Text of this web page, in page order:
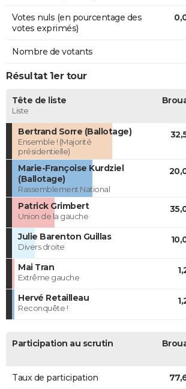
Votes nuls (en pourcentage des
votes exprimés)
Nombre de votants
Résultat 1er tour
Tête de liste
Liste
Bertrand Sorre (Ballotage)
Ensemble ! (Majorité
présidentielle)
Marie-Françoise Kurdziel
(Ballotage)
Rassemblement National
Patrick Grimbert
Union de la gauche
Julie Barenton Guillas
Divers droite
Mai Tran
Extrême gauche
Hervé Retailleau
Reconquête !
Participation au scrutin
Taux de participation